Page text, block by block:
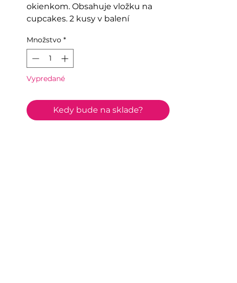
okienkom. Obsahuje vložku na
cupcakes. 2 kusy v balení
Množstvo *
Vypredané
Kedy bude na sklade?